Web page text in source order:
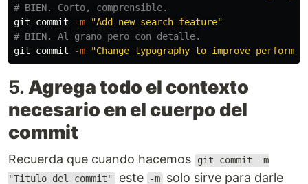
# BIEN. Corto, comprensible.
git commit
-m
"Add new search feature"
# BIEN. Al grano pero con detalle.
git commit
-m "Change typography to improve
5.Agrega todo el contexto
necesario en el cuerpo del
commit
Recuerda que cuando hacemos
git commit -m
"Titulo del commit" este -m solo sirve para darle